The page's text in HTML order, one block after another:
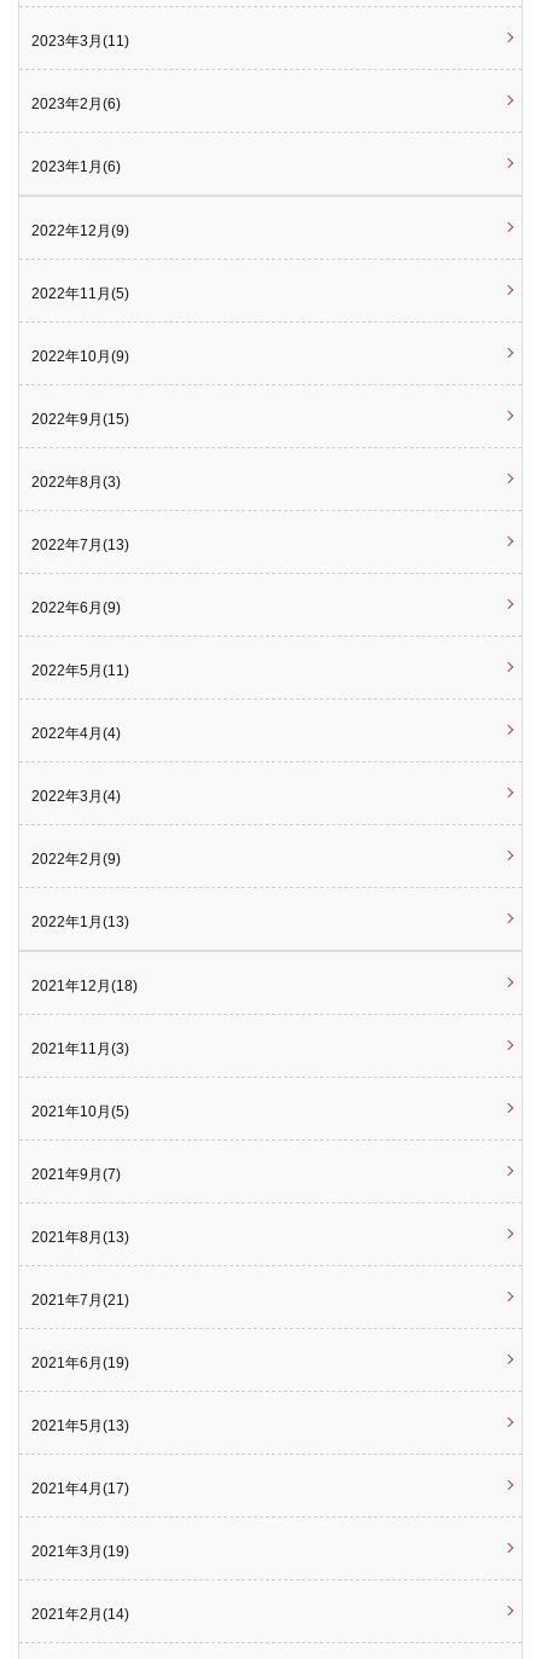
2023年3月(11)
2023年2月(6)
2023年1月(6)
2022年12月(9)
2022年11月(5)
2022年10月(9)
2022年9月(15)
2022年8月(3)
2022年7月(13)
2022年6月(9)
2022年5月(11)
2022年4月(4)
2022年3月(4)
2022年2月(9)
2022年1月(13)
2021年12月(18)
2021年11月(3)
2021年10月(5)
2021年9月(7)
2021年8月(13)
2021年7月(21)
2021年6月(19)
2021年5月(13)
2021年4月(17)
2021年3月(19)
2021年2月(14)